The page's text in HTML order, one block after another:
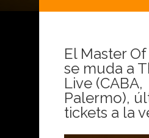
El Master
se muda a
Live (CABA,
Palermo),
tickets a la